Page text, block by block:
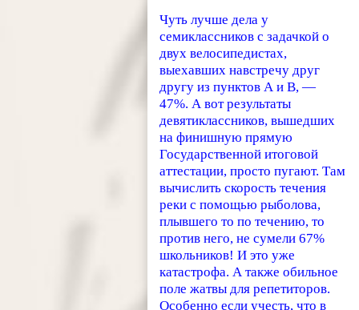
Чуть лучше дела у
семиклассников с задачкой о
двух велосипедистах,
выехавших навстречу друг
другу из пунктов А и В, —
47%. А вот результаты
девятиклассников, вышедших
на финишную прямую
Государственной итоговой
аттестации, просто пугают. Там
вычислить скорость течения
реки с помощью рыболова,
плывшего то по течению, то
против него, не сумели 67%
школьников! И это уже
катастрофа. А также обильное
поле жатвы для репетиторов.
Особенно если учесть, что в